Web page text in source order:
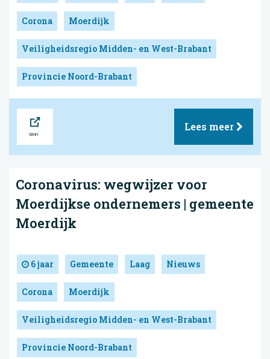
Corona Moerdijk
Veiligheidsregio Midden- en West-Brabant
Provincie Noord-Brabant
Lees meer
Coronavirus: wegwijzer voor
Moerdijkse ondernemers | gemeente
Moerdijk
6 jaar Gemeente Laag Nieuws
Corona Moerdijk
Veiligheidsregio Midden- en West-Brabant
Provincie Noord-Brabant